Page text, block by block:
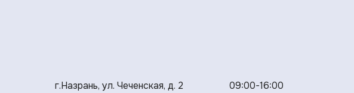
г.Назрань, ул. Чеченская, д. 2 09:00-16:00